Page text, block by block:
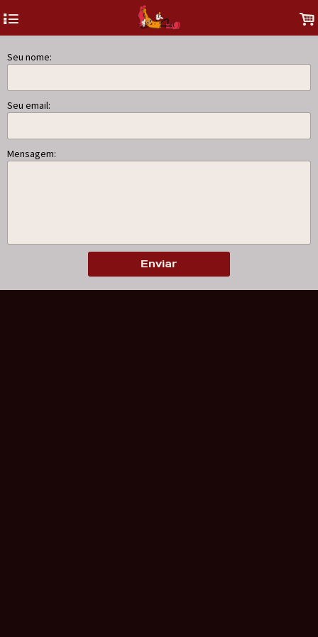
4 .
Seu nome:
Seu email:
Mensagem:
Enviar